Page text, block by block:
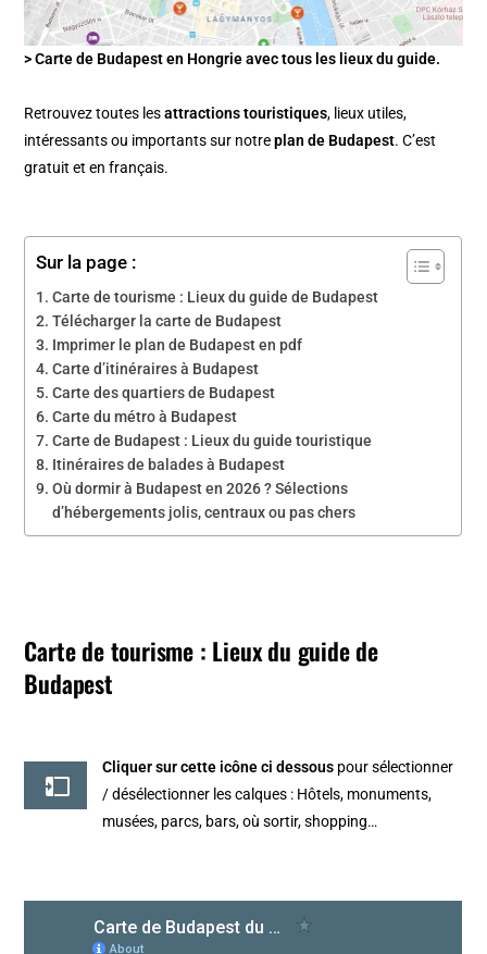
> Carte de Budapest en Hongrie avec tous les lieux du guide.
Retrouvez toutes lesattractions touristiques, lieux utiles,
intéressants ou importants sur notreplan de Budapest. C’est
gratuit et en français.
Sur la page :
Carte de tourisme : Lieux du guide de Budapest
Télécharger la carte de Budapest
Imprimer le plan de Budapest en pdf
Carte d’itinéraires à Budapest
Carte des quartiers de Budapest
Carte du métro à Budapest
Carte de Budapest : Lieux du guide touristique
Itinéraires de balades à Budapest
Où dormir à Budapest en 2026 ? Sélections
d’hébergements jolis, centraux ou pas chers
Carte de tourisme : Lieux du guide de
Budapest
Cliquer sur cette icône ci dessous pour sélectionner
/ désélectionner les calques : Hôtels, monuments,
musées, parcs, bars, où sortir, shopping…